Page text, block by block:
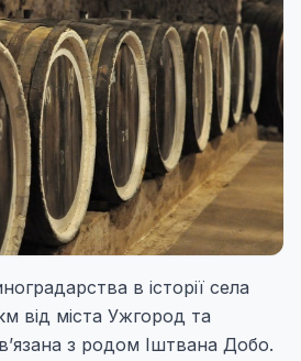
в історії села
від міста Ужгород та
з родом Іштвана Добо.